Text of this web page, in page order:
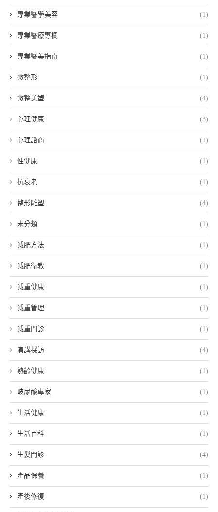
專業醫學美容 (1)
專業醫療專欄 (1)
專業醫美指南 (1)
微整形 (1)
微整美塑 (4)
心理健康 (3)
心理諮商 (1)
性健康 (1)
抗衰老 (1)
整形雕塑 (4)
未分類 (1)
減肥方法 (1)
減肥衛教 (1)
減重健康 (1)
減重管理 (1)
減重門診 (1)
演講採訪 (4)
熟齡健康 (1)
玻尿酸專家 (1)
生活健康 (1)
生活百科 (1)
生髮門診 (4)
產品保養 (1)
產後修復 (1)